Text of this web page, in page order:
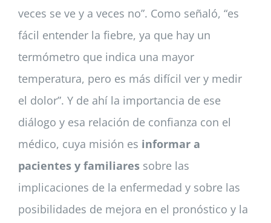
veces se ve y a veces no”. Como señaló, “es
fácil entender la fiebre, ya que hay un
termómetro que indica una mayor
temperatura, pero es más difícil ver y medir
el dolor”. Y de ahí la importancia de ese
diálogo y esa relación de confianza con el
médico, cuya misión es informar a
pacientes y familiares sobre las
implicaciones de la enfermedad y sobre las
posibilidades de mejora en el pronóstico y la